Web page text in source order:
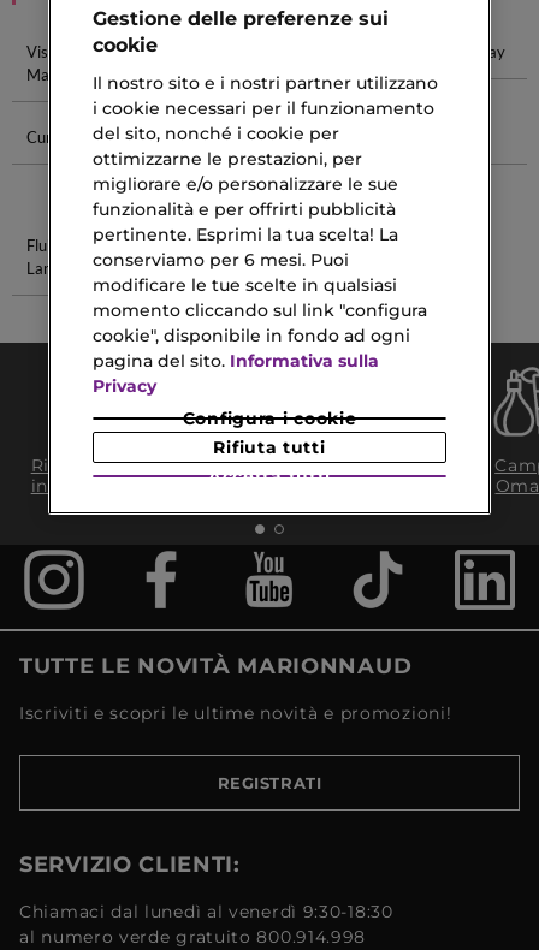
Viso
Maschere
Peeling Viso Setting Spray
Cura Pelle
Siero Con
Acido
Ialuronico
Ricariche Tre
Fluid
Lancaster
Primer Per
Contorno
Occhi
Ritiro in negozio
in 2H
Consegna Gratuita
da 35€​ in 24/48H
TUTTE LE NOVITÀ MARIONNAUD
Iscriviti e scopri le ultime novità e promozioni!
REGISTRATI
SERVIZIO CLIENTI:
Chiamaci dal lunedì al venerdì 9:30-18:30
al numero verde gratuito 800.914.998
Gestione delle preferenze sui
cookie
Il nostro sito e i nostri partner utilizzano
i cookie necessari per il funzionamento
del sito, nonché i cookie per
ottimizzarne le prestazioni, per
migliorare e/o personalizzare le sue
funzionalità e per offrirti pubblicità
pertinente. Esprimi la tua scelta! La
conserviamo per 6 mesi. Puoi
modificare le tue scelte in qualsiasi
momento cliccando sul link "configura
cookie", disponibile in fondo ad ogni
pagina del sito. Informativa sulla
Privacy
Configura i cookie
Rifiuta tutti
Accetta tutti